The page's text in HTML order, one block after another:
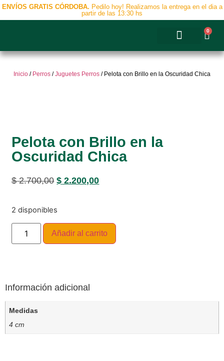
ENVÍOS GRATIS CÓRDOBA. Pedilo hoy! Realizamos la entrega en el dia a
partir de las 13:30 hs
0
Inicio / Perros /Juguetes Perros / Pelota con Brillo en la Oscuridad Chica
Pelota con Brillo en la
Oscuridad Chica
$2.700,00 $ 2.200,00
2 disponibles
Añadir al carrito
Información adicional
Medidas
4 cm